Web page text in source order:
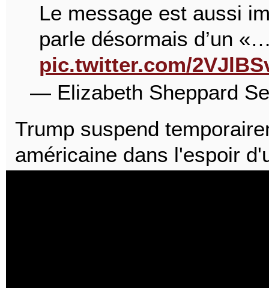
Le message est aussi
parle désormais d’un
pic.twitter.com/
— Elizabeth Sheppard
Trump suspend
américaine dans l'espoir